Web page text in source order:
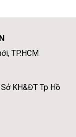
TP.HCM
KH&ĐT Tp Hồ